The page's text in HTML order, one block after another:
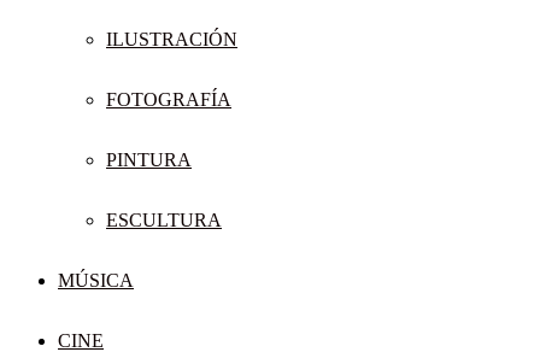
ILUSTRACIÓN
FOTOGRAFÍA
PINTURA
ESCULTURA
MÚSICA
CINE